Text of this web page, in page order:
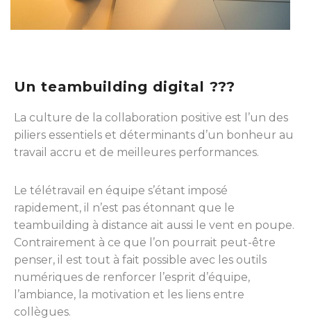
Un teambuilding digital ???
La culture de la collaboration positive est l’un des
piliers essentiels et déterminants d’un bonheur au
travail accru et de meilleures performances.
Le télétravail en équipe s’étant imposé
rapidement, il n’est pas étonnant que le
teambuilding à distance ait aussi le vent en poupe.
Contrairement à ce que l’on pourrait peut-être
penser, il est tout à fait possible avec les outils
numériques de renforcer l’esprit d’équipe,
l’ambiance, la motivation et les liens entre
collègues.